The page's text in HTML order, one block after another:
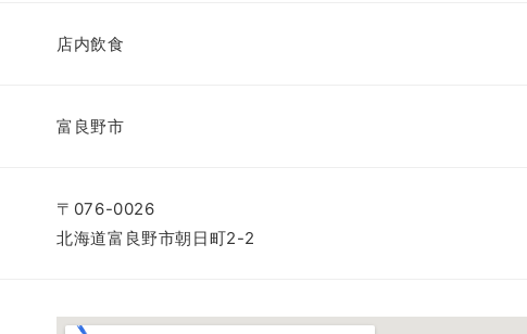
店内飲食
富良野市
〒076-0026
北海道富良野市朝日町2-2